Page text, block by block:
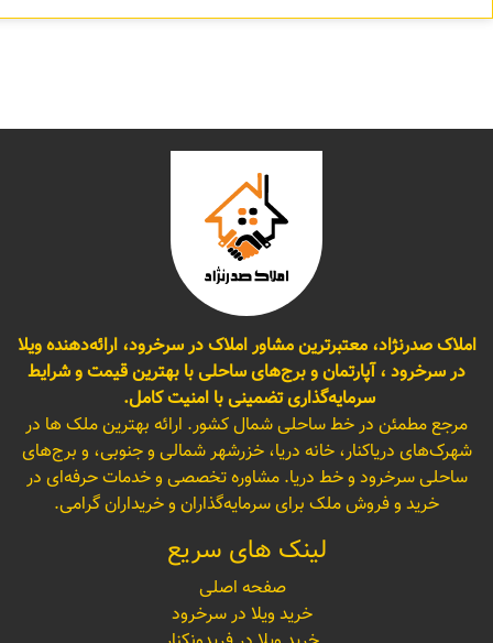
املاک صدرنژاد، معتبرترین مشاور املاک در سرخرود، ارائه‌دهنده ویلا
در سرخرود ، آپارتمان و برج‌های ساحلی با بهترین قیمت و شرایط
سرمایه‌گذاری تضمینی با امنیت کامل.
مرجع مطمئن در خط ساحلی شمال کشور. ارائه بهترین ملک ها در
شهرک‌های دریاکنار، خانه دریا، خزرشهر شمالی و جنوبی، و برج‌های
ساحلی سرخرود و خط دریا. مشاوره تخصصی و خدمات حرفه‌ای در
خرید و فروش ملک برای سرمایه‌گذاران و خریداران گرامی.
لینک های سریع
صفحه اصلی
خرید ویلا در سرخرود